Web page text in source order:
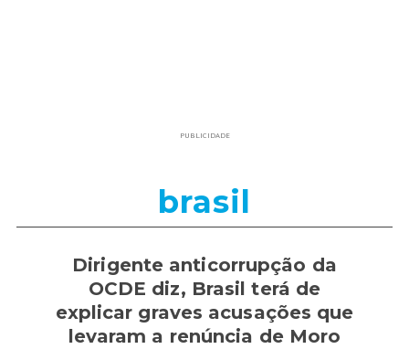
PUBLICIDADE
brasil
Dirigente anticorrupção da
OCDE diz, Brasil terá de
explicar graves acusações que
levaram a renúncia de Moro